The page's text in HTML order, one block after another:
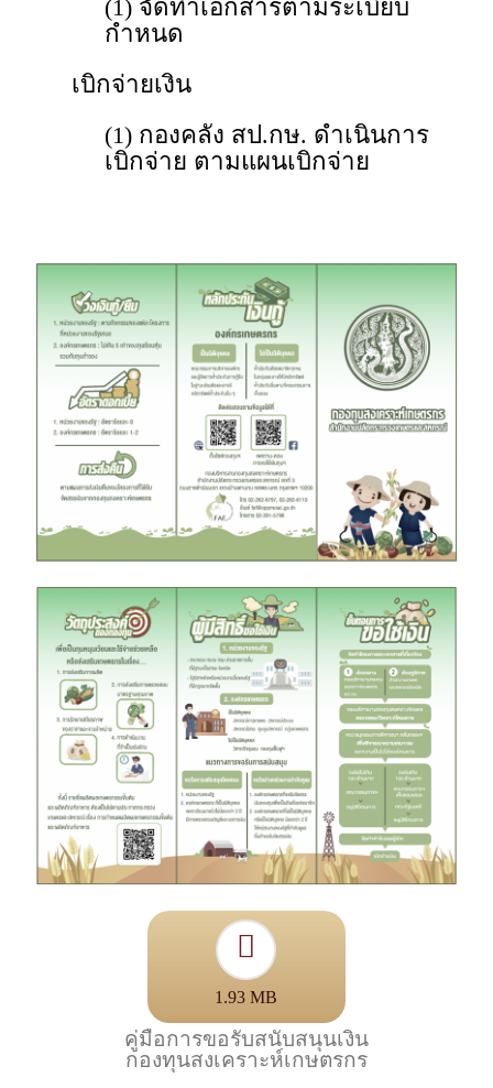
(1) จัดทำเอกสารตามระเบียบ
กำหนด
เบิกจ่ายเงิน
(1) กองคลัง สป.กษ. ดำเนินการ
เบิกจ่าย ตามแผนเบิกจ่าย
1.93 MB
คู่มือการขอรับสนับสนุนเงิน
กองทุนสงเคราะห์เกษตรกร